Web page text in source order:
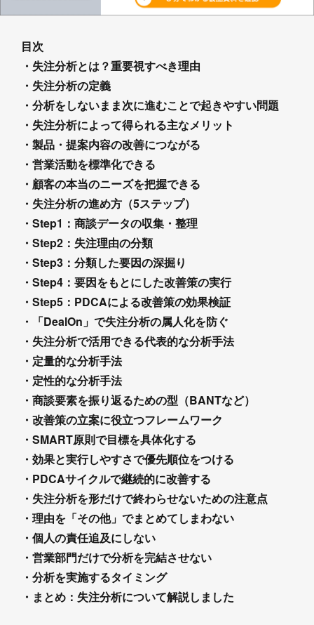
目次
・失注分析とは？重要視すべき理由
・失注分析の定義
・分析をしないまま次に進むことで起きやすい問題
・失注分析によって得られる主なメリット
・製品・提案内容の改善につながる
・営業活動を標準化できる
・顧客の本当のニーズを把握できる
・失注分析の進め方（5ステップ）
・Step1：商談データの収集・整理
・Step2：失注理由の分類
・Step3：分類した要因の深掘り
・Step4：要因をもとにした改善策の実行
・Step5：PDCAによる改善策の効果検証
・「DealOn」で失注分析の属人化を防ぐ
・失注分析で活用できる代表的な分析手法
・定量的な分析手法
・定性的な分析手法
・商談要素を振り返るための型（BANTなど）
・改善策の立案に役立つフレームワーク
・SMART原則で目標を具体化する
・効果と実行しやすさで優先順位をつける
・PDCAサイクルで継続的に改善する
・失注分析を形だけで終わらせないための注意点
・理由を「その他」でまとめてしまわない
・個人の責任追及にしない
・営業部門だけで分析を完結させない
・分析を実施するタイミング
・まとめ：失注分析について解説しました